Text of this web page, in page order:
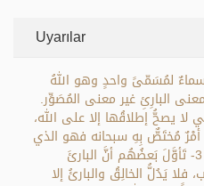
Uyarılar
أسماءٌ لمُسَمّىً واحدٍ وهو اللهُ
البارِئِ غير معنى المُصَوِّر.
لا يصحُّ إطلاقُها إلا على الله،
أمْرٌ مُختَصٌّ بِهِ سبحانه فهو الذي
بَرَأَ الخَلِيْقة وأَوْجَدَها مِن العَدَم. 3- تَأوَّلَ بَعضُهُم أنَّ البارئَ
يَدُلُّ الخالِقُ والبارئُ إلا